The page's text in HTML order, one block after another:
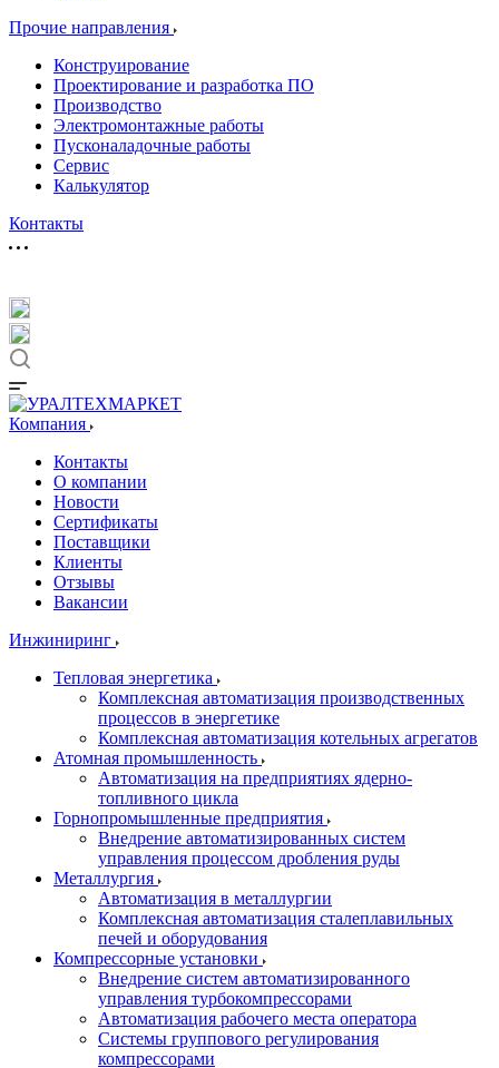
Прочие направления
Конструирование
Проектирование и разработка ПО
Производство
Электромонтажные работы
Пусконаладочные работы
Сервис
Калькулятор
Контакты
Компания
Контакты
О компании
Новости
Сертификаты
Поставщики
Клиенты
Отзывы
Вакансии
Инжиниринг
Тепловая энергетика
Комплексная автоматизация производственных
процессов в энергетике
Комплексная автоматизация котельных агрегатов
Атомная промышленность
Автоматизация на предприятиях ядерно-
топливного цикла
Горнопромышленные предприятия
Внедрение автоматизированных систем
управления процессом дробления руды
Металлургия
Автоматизация в металлургии
Комплексная автоматизация сталеплавильных
печей и оборудования
Компрессорные установки
Внедрение систем автоматизированного
управления турбокомпрессорами
Автоматизация рабочего места оператора
Системы группового регулирования
компрессорами